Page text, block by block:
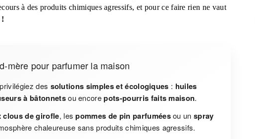
à des produits chimiques agressifs, et pour ce faire rien ne vaut
!
mère pour parfumer la maison
des solutions simples et écologiques : huiles
à bâtonnetsou encorepots-pourris faits maison.
clous de girofle, lespommes de pin parfuméesou unspray
chaleureuse sans produits chimiques agressifs.